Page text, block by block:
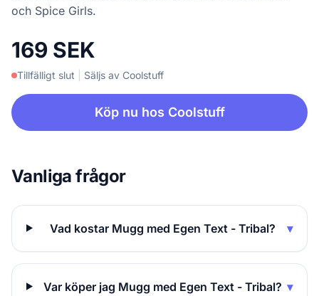
och Spice Girls.
169 SEK
Tillfälligt slut Säljs av Coolstuff
Köp nu hos Coolstuff
Vanliga frågor
Vad kostar Mugg med Egen Text - Tribal? ▾
Var köper jag Mugg med Egen Text - Tribal? ▾